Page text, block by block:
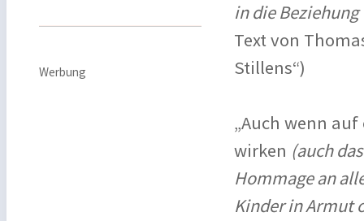
Werbung
in die
Text von
Stillens“) ­
„Auch wenn
wirken (auch
Hommage an
Kinder in Armut